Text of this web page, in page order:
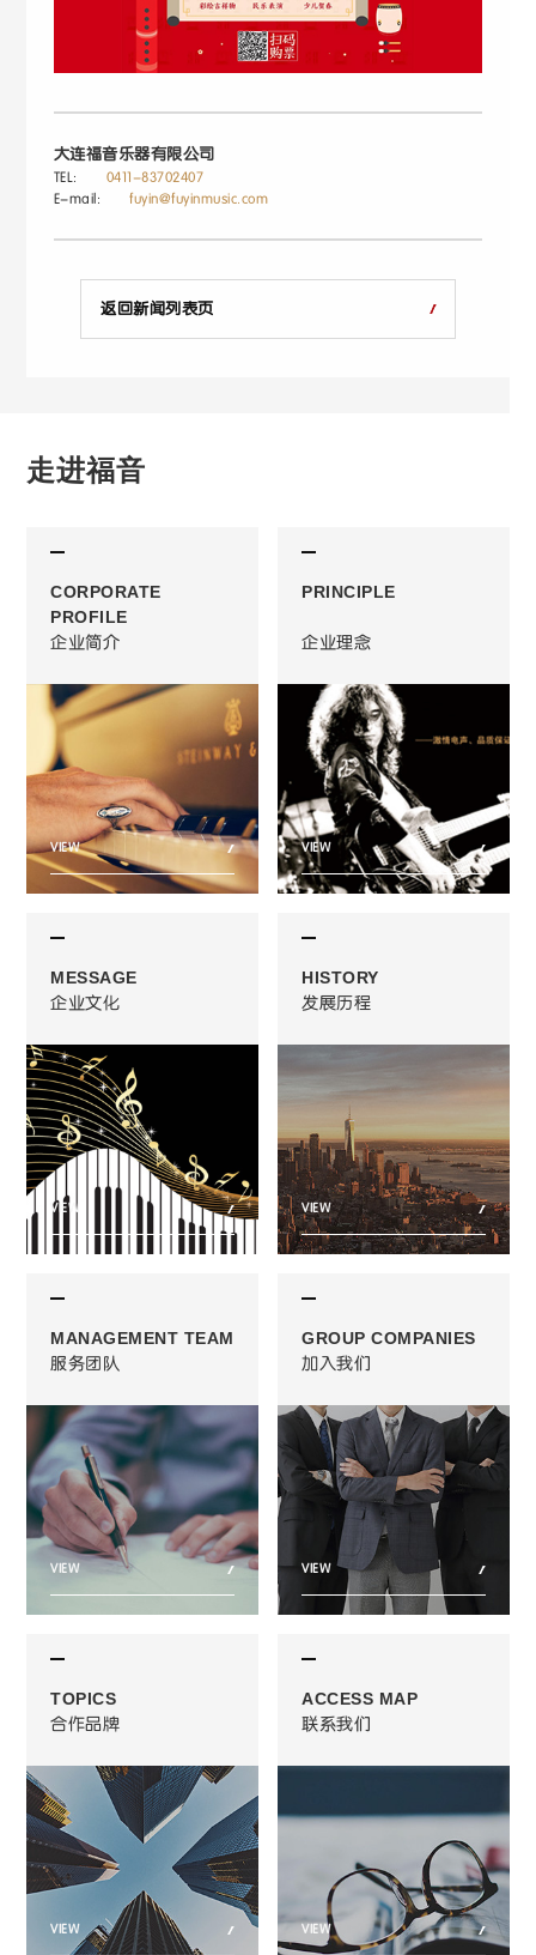
大连福音乐器有限公司
TEL:
0411-83702407
E-mail:
fuyin@fuyinmusic.com
返回新闻列表页
走进福音
CORPORATE
PROFILE
企业简介
VIEW
PRINCIPLE
企业理念
VIEW
MESSAGE
企业文化
VIEW
HISTORY
发展历程
VIEW
MANAGEMENT TEAM
服务团队
VIEW
GROUP COMPANIES
加入我们
VIEW
TOPICS
合作品牌
VIEW
ACCESS MAP
联系我们
VIEW